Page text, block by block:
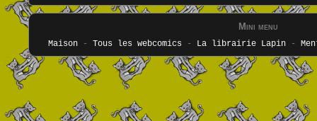
Mini menu
Maison- Tous les webcomics - La librairie Lapin-